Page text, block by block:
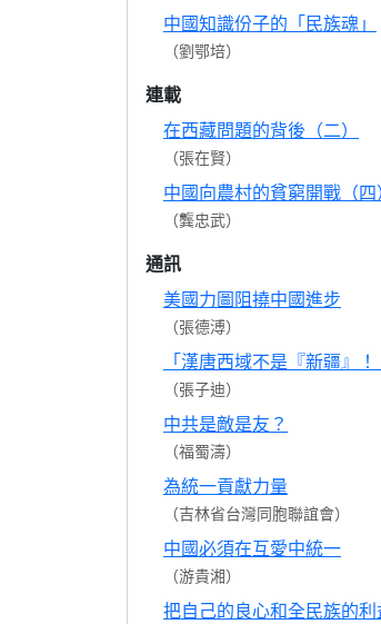
中國知識份子的「民族魂」
（劉鄂培）
連載
在西藏問題的背後（二）
（張在賢）
中國向農村的貧窮開戰（四）
（龔忠武）
通訊
美國力圖阻撓中國進步
（張德溥）
「漢唐西域不是『新疆』！
（張子迪）
中共是敵是友？
（福蜀濤）
為統一貢獻力量
（吉林省台灣同胞聯誼會）
中國必須在互愛中統一
（游貴湘）
把自己的良心和全民族的